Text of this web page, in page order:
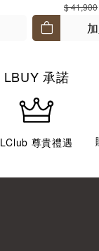
$ 41,900
LBUY 承諾
LClub 尊貴禮遇